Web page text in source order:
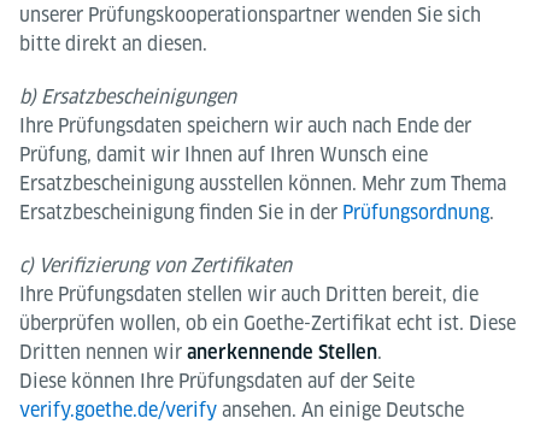
unserer Prüfungskooperationspartner wenden Sie sich
bitte direkt an diesen.
b) Ersatzbescheinigungen
Ihre Prüfungsdaten speichern wir auch nach Ende der
Prüfung, damit wir Ihnen auf Ihren Wunsch eine
Ersatzbescheinigung ausstellen können. Mehr zum Thema
Ersatzbescheinigung finden Sie in der Prüfungsordnung.
c) Verifizierung von Zertifikaten
Ihre Prüfungsdaten stellen wir auch Dritten bereit, die
überprüfen wollen, ob ein Goethe-Zertifikat echt ist. Diese
Dritten nennen wir anerkennende Stellen.
Diese können Ihre Prüfungsdaten auf der Seite
verify.goethe.de/verify ansehen. An einige Deutsche